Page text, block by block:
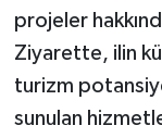
projeler
Ziyarette, ilin
turizm
sunulan
Uğurludağ